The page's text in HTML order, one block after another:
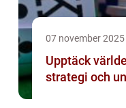
07 november 2025
Upptäck
strategi och